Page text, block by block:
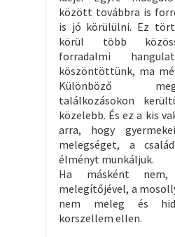
között továbbra is
is jó körülülni. Ez
körül több
forradalmi
köszöntöttünk, ma
Különböző
találkozásokon
közelebb. És ez a kis
arra, hogy
melegséget, a
élményt munkáljuk.
Ha másként
melegítőjével, a
nem meleg és
korszellem ellen.